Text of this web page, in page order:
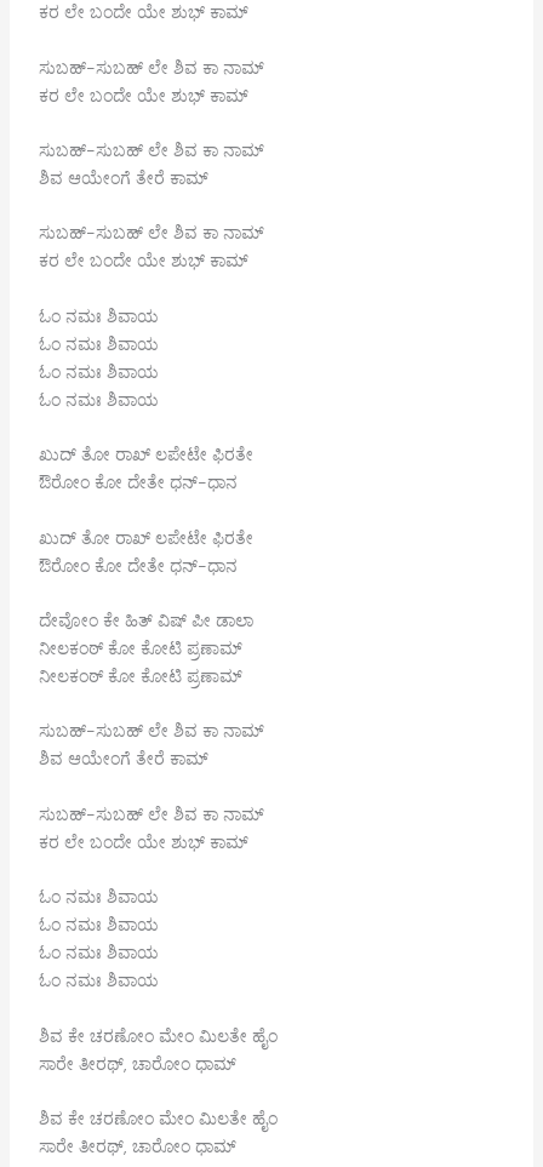
ಕರ ಲೇ ಬಂದೇ ಯೇ ಶುಭ್ ಕಾಮ್
ಸುಬಹ್-ಸುಬಹ್ ಲೇ ಶಿವ ಕಾ ನಾಮ್
ಕರ ಲೇ ಬಂದೇ ಯೇ ಶುಭ್ ಕಾಮ್
ಸುಬಹ್-ಸುಬಹ್ ಲೇ ಶಿವ ಕಾ ನಾಮ್
ಶಿವ ಆಯೇಂಗೆ ತೇರೆ ಕಾಮ್
ಸುಬಹ್-ಸುಬಹ್ ಲೇ ಶಿವ ಕಾ ನಾಮ್
ಕರ ಲೇ ಬಂದೇ ಯೇ ಶುಭ್ ಕಾಮ್
ಓಂ ನಮಃ ಶಿವಾಯ
ಓಂ ನಮಃ ಶಿವಾಯ
ಓಂ ನಮಃ ಶಿವಾಯ
ಓಂ ನಮಃ ಶಿವಾಯ
ಖುದ್ ತೋ ರಾಖ್ ಲಪೇಟೇ ಫಿರತೇ
ಔರೋಂ ಕೋ ದೇತೇ ಧನ್-ಧಾನ
ಖುದ್ ತೋ ರಾಖ್ ಲಪೇಟೇ ಫಿರತೇ
ಔರೋಂ ಕೋ ದೇತೇ ಧನ್-ಧಾನ
ದೇವೋಂ ಕೇ ಹಿತ್ ವಿಷ್ ಪೀ ಡಾಲಾ
ನೀಲಕಂಠ್ ಕೋ ಕೋಟಿ ಪ್ರಣಾಮ್
ನೀಲಕಂಠ್ ಕೋ ಕೋಟಿ ಪ್ರಣಾಮ್
ಸುಬಹ್-ಸುಬಹ್ ಲೇ ಶಿವ ಕಾ ನಾಮ್
ಶಿವ ಆಯೇಂಗೆ ತೇರೆ ಕಾಮ್
ಸುಬಹ್-ಸುಬಹ್ ಲೇ ಶಿವ ಕಾ ನಾಮ್
ಕರ ಲೇ ಬಂದೇ ಯೇ ಶುಭ್ ಕಾಮ್
ಓಂ ನಮಃ ಶಿವಾಯ
ಓಂ ನಮಃ ಶಿವಾಯ
ಓಂ ನಮಃ ಶಿವಾಯ
ಓಂ ನಮಃ ಶಿವಾಯ
ಶಿವ ಕೇ ಚರಣೋಂ ಮೇಂ ಮಿಲತೇ ಹೈಂ
ಸಾರೇ ತೀರಥ್, ಚಾರೋಂ ಧಾಮ್
ಶಿವ ಕೇ ಚರಣೋಂ ಮೇಂ ಮಿಲತೇ ಹೈಂ
ಸಾರೇ ತೀರಥ್, ಚಾರೋಂ ಧಾಮ್